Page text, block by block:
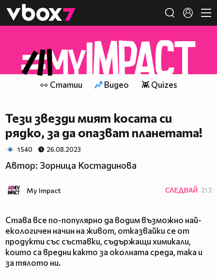
👾
👀 Статии Видео 👾 Quizes
Тези звезди мият косата си
рядко, за да опазват планетата!
1 540 26.08.2023
Автор: Зорница Костадинова
My Impact СЛЕДВАЙ 213
Става все по-популярно да водим възможно най-
екологичен начин на живот, отказвайки се от
продукти със съставки, съдържащи химикали,
които са вредни както за околната среда, така и
за тялото ни.